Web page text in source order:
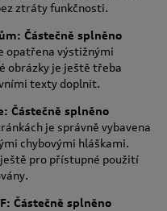
ztráty funkčnosti.
Částečně splněno
opatřena výstižnými
obrázky je ještě třeba
texty doplnit.
Částečně splněno
je správně vybavena
chybovými hláškami.
pro přístupné použití
Částečně splněno